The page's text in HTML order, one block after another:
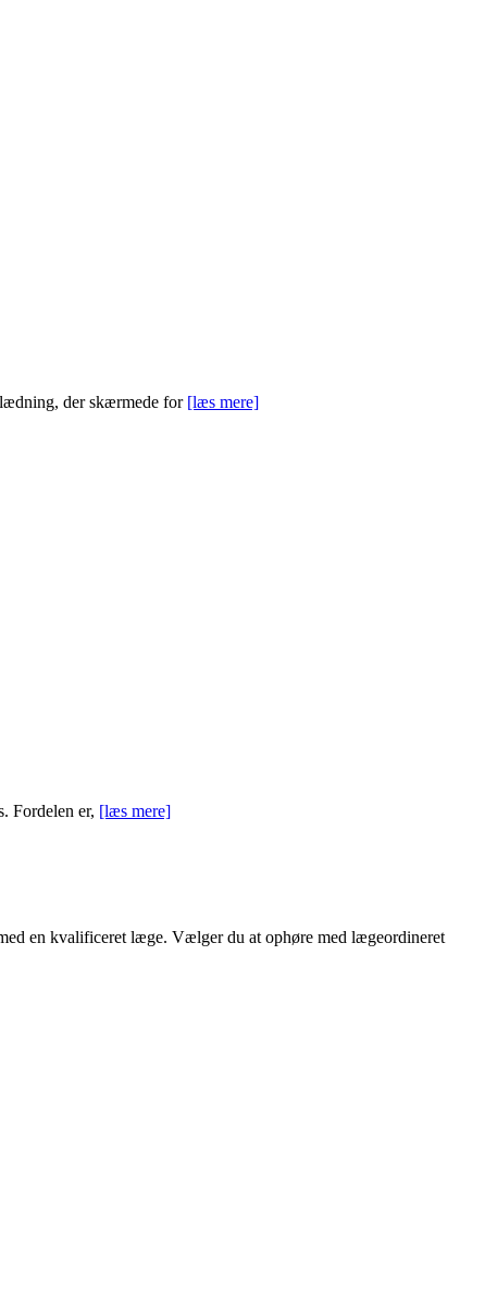
der skærmede for [læs mere]
Fordelen er, [læs mere]
en kvalificeret læge. Vælger du at ophøre med lægeordineret